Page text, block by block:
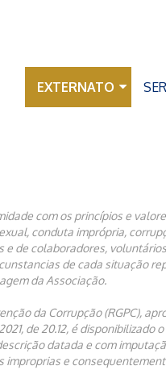
EXTERNATO
com os princípios e
conduta imprópria,
de colaboradores,
de cada situação
da Associação.
da Corrupção (RGPC),
de 20.12, é
datada e com
e